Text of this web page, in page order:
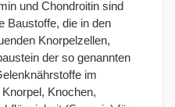
und Chondroitin sind
Baustoffe, die in den
Knorpelzellen,
der so genannten
im
Knochen,